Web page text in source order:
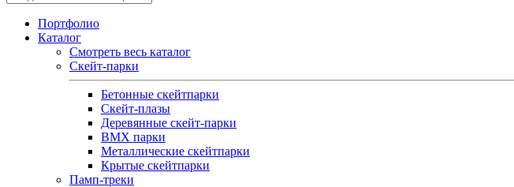
Портфолио
Каталог
Смотреть весь каталог
Скейт-парки
Бетонные скейтпарки
Скейт‑плазы
Деревянные скейт‑парки
BMX парки
Металлические скейтпарки
Крытые скейтпарки
Памп-треки